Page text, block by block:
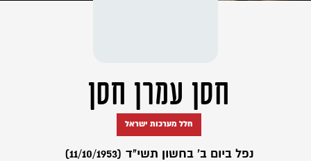
חסן עמרן חסן
חלל מערכות ישראל
נפל ביום ב' בחשון תשי"ד (11/10/1953)